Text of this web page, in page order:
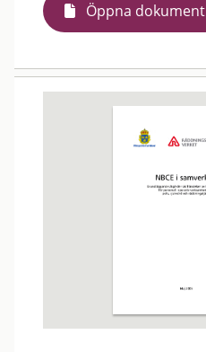
Öppna dokument